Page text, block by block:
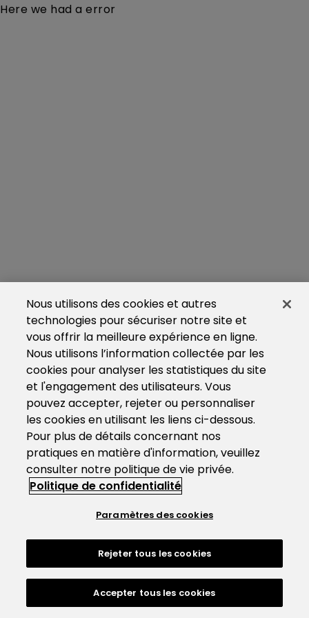
Here we had a error
Nous utilisons des cookies et autres
technologies pour sécuriser notre site et
vous offrir la meilleure expérience en ligne.
Nous utilisons l’information collectée par les
cookies pour analyser les statistiques du site
et l'engagement des utilisateurs. Vous
pouvez accepter, rejeter ou personnaliser
les cookies en utilisant les liens ci-dessous.
Pour plus de détails concernant nos
pratiques en matière d'information, veuillez
consulter notre politique de vie privée.
Politique de confidentialité
Paramètres des cookies
Rejeter tous les cookies
Accepter tous les cookies